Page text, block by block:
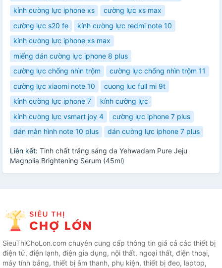
kính cường lực iphone xs
cường lực xs max
cường lực s20 fe
kính cường lực redmi note 10
kính cường lực iphone xs max
miếng dán cường lực iphone 8 plus
cường lực chống nhìn trộm
cường lực chống nhìn trộm 11
cường lực xiaomi note 10
cuong luc full mi 9t
kính cường lực iphone 7
kính cường lực
kính cường lực vsmart joy 4
cường lực iphone 7 plus
dán màn hình note 10 plus
dán cường lực iphone 7 plus
Liên kết: Tinh chất trắng sáng da Yehwadam Pure Jeju
Magnolia Brightening Serum (45ml)
SieuThiChoLon.com chuyên cung cấp thông tin giá cả các thiết bị
điện tử, điện lạnh, điện gia dụng, nội thất, ngoại thất, điện thoại,
máy tính bảng, thiết bị âm thanh, phụ kiện, thiết bị đeo, laptop,